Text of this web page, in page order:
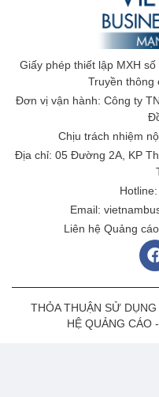
Giấy phép thiết lập MXH
Truyền thông
Đơn vị vận hành: Công ty
Chịu trách nhiệm
Địa chỉ: 05 Đường 2A, KP
Email:
Liên hệ Quảng
THỎA THUẬN SỬ DỤNG
HỆ QUẢNG CÁO-